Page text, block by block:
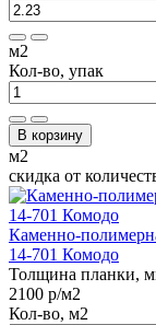
м2
Кол-во, упак
В корзину
м2
скидка от
Каменно-
14-701 Комодо
Толщина планки,
2100 р/м2
Кол-во, м2